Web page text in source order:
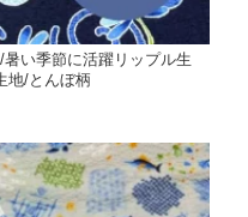
い季節に活躍リップル生
地/とんぼ柄